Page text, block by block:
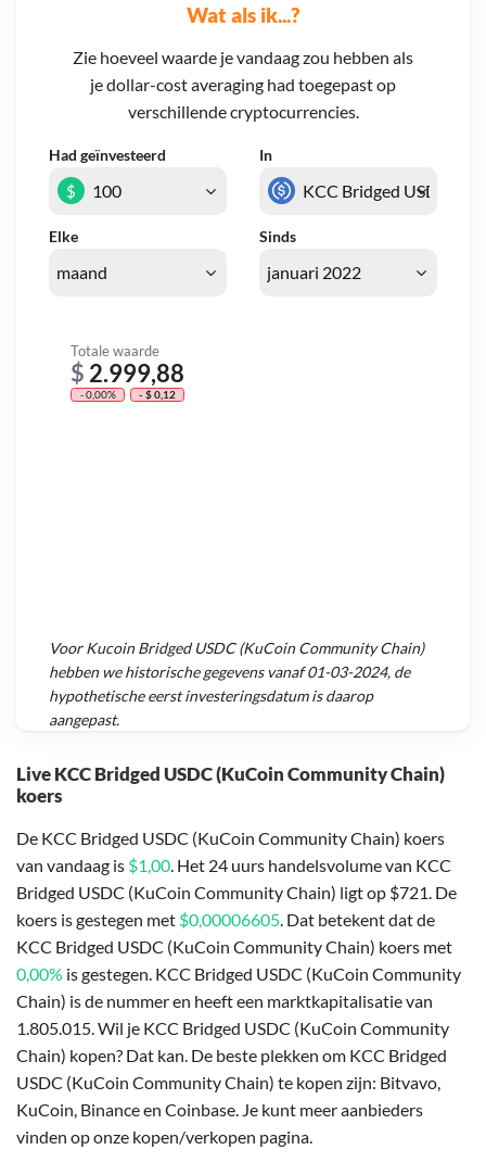
Live KCC Bridged USDC (KuCoin Community Chain)
koers
De KCC Bridged USDC (KuCoin Community Chain) koers
van vandaag is $1,00. Het 24 uurs handelsvolume van KCC
Bridged USDC (KuCoin Community Chain) ligt op $721. De
koers is gestegen met $0,00006605. Dat betekent dat de
KCC Bridged USDC (KuCoin Community Chain) koers met
0,00% is gestegen. KCC Bridged USDC (KuCoin Community
Chain) is de nummer en heeft een marktkapitalisatie van
1.805.015. Wil je KCC Bridged USDC (KuCoin Community
Chain) kopen? Dat kan. De beste plekken om KCC Bridged
USDC (KuCoin Community Chain) te kopen zijn: Bitvavo,
KuCoin, Binance en Coinbase. Je kunt meer aanbieders
vinden op onze kopen/verkopen pagina.
Wat als ik...?
Zie hoeveel waarde je vandaag zou hebben als
je dollar-cost averaging had toegepast op
verschillende cryptocurrencies.
Had geïnvesteerd In
Elke Sinds
$
Totale waarde
$ 2.999,88
- 0,00% - $ 0,12
VoorKucoin Bridged USDC (KuCoin Community Chain)
hebben we historische gegevens vanaf01-03-2024, de
hypothetische eerst investeringsdatum is daarop
aangepast.